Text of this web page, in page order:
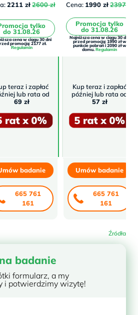
2211 zł2600 zł
Cena: 1990 zł2397 zł
tylko
do 31.08.26
cena w ciągu 30 dni
promocją: 2177 zł.
Regulamin
Promocja tylko
do 31.08.26
Najniższa cena w ciągu 30 dni
przed promocją: 1990 zł w
punkcie pobrań i 2090 zł w
domu.Regulamin
teraz i zapłać
lub rata od
69 zł
Kup teraz i zapłać
później lub rata od
57 zł
badanie
665 761
161
Umów badanie
665 761
161
Źródła
badanie
formularz, a my
i potwierdzimy wizytę!